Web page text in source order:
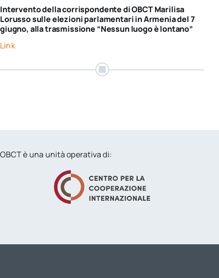
Chi siamo
Cerca
Intervento della corrispondente di OBCT Marilisa
Lorusso sulle elezioni parlamentari in Armenia del 7
giugno, alla trasmissione “Nessun luogo è lontano”
Link
OBCT è una unità operativa di: